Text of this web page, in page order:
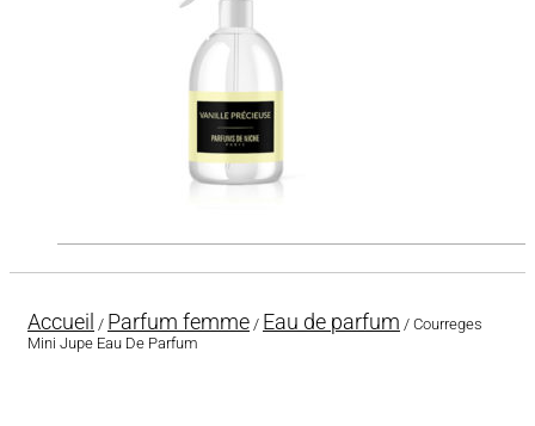
Accueil / Parfum femme / Eau de parfum / Courreges
Mini Jupe Eau De Parfum